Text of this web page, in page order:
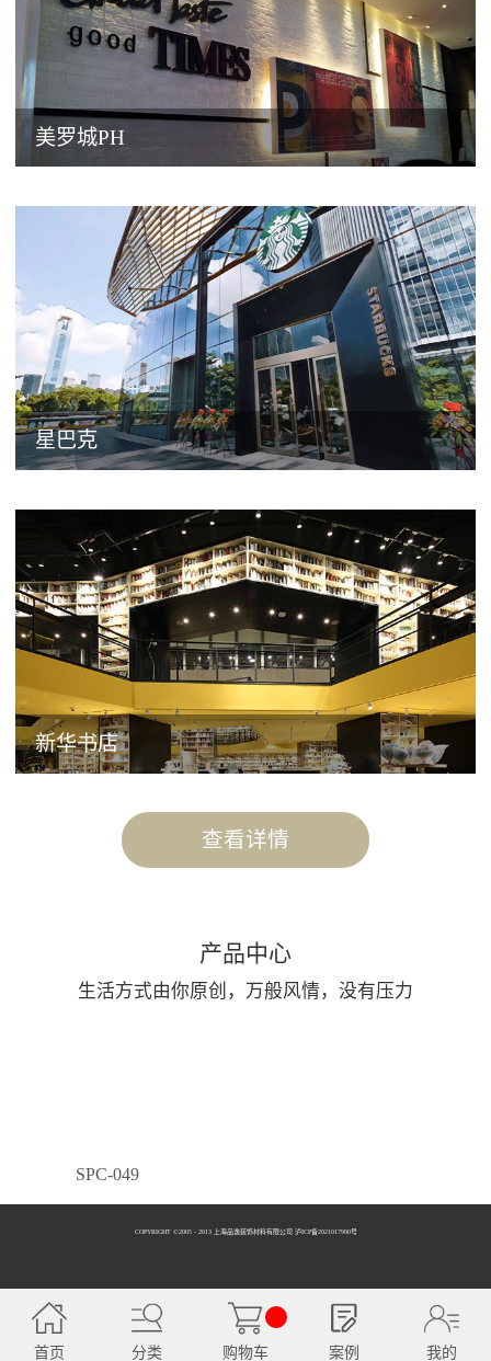
美罗城PH
星巴克
新华书店
查看详情
产品中心
生活方式由你原创，万般风情，没有压力
SPC-049
SPC-050
COPYRIGHT ©2005 - 2013 上海品逸装饰材料有限公司 泸ICP备2021017990号
首页 分类 购物车 案例 我的